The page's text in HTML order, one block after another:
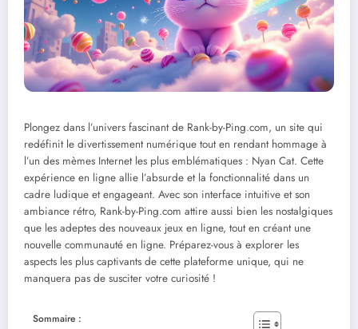
Plongez dans l’univers fascinant de Rank-by-Ping.com, un site qui
redéfinit le divertissement numérique tout en rendant hommage à
l’un des mèmes Internet les plus emblématiques : Nyan Cat. Cette
expérience en ligne allie l’absurde et la fonctionnalité dans un
cadre ludique et engageant. Avec son interface intuitive et son
ambiance rétro, Rank-by-Ping.com attire aussi bien les nostalgiques
que les adeptes des nouveaux jeux en ligne, tout en créant une
nouvelle communauté en ligne. Préparez-vous à explorer les
aspects les plus captivants de cette plateforme unique, qui ne
manquera pas de susciter votre curiosité !
Sommaire :